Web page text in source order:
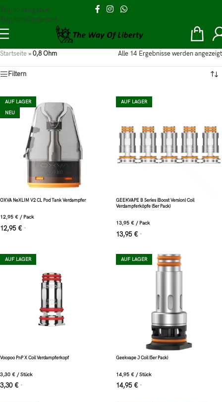
Skip to navigation
Skip to main content
Startseite »0,8 Ohm Alle 14 Ergebnisse werden angezeigt
Filtern
AUF LAGER
NEU
OXVA NeXLIM V2 CL Pod Tank Verdampfer
12,95 € / Pack
12,95 € *
AUF LAGER
GEEKVAPE B Series (Boost Version) Coil
Verdampferköpfe (5er Pack)
13,95 € / Pack
13,95 € *
AUF LAGER
Voopoo PnP X Coil Verdampferkopf
3,30 € /Stück
3,30 € *
AUF LAGER
Geekvape J Coil (5er Pack)
14,95 € /Stück
14,95 € *